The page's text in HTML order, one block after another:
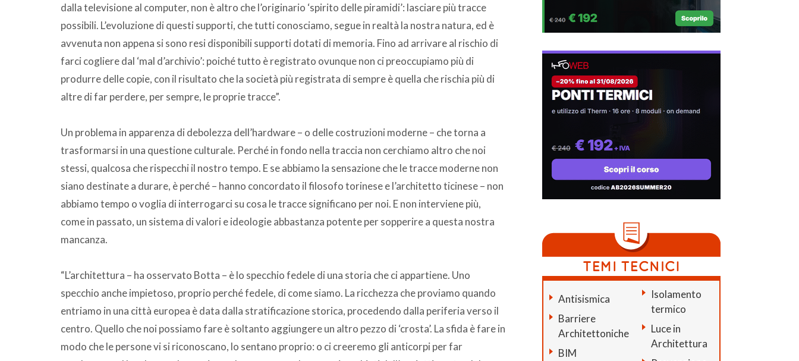
dalla televisione al computer, non è altro che l’originario ‘spirito delle piramidi’: lasciare più tracce
possibili. L’evoluzione di questi supporti, che tutti conosciamo, segue in realtà la nostra natura, ed è
avvenuta non appena si sono resi disponibili supporti dotati di memoria. Fino ad arrivare al rischio di
farci cogliere dal ‘mal d’archivio’: poiché tutto è registrato ovunque non ci preoccupiamo più di
produrre delle copie, con il risultato che la società più registrata di sempre è quella che rischia più di
altre di far perdere, per sempre, le proprie tracce”.
Un problema in apparenza di debolezza dell’hardware – o delle costruzioni moderne – che torna a
trasformarsi in una questione culturale. Perché in fondo nella traccia non cerchiamo altro che noi
stessi, qualcosa che rispecchi il nostro tempo. E se abbiamo la sensazione che le tracce moderne non
siano destinate a durare, è perché – hanno concordato il filosofo torinese e l’architetto ticinese – non
abbiamo tempo o voglia di interrogarci su cosa le tracce significano per noi. E non interviene più,
come in passato, un sistema di valori e ideologie abbastanza potente per sopperire a questa nostra
mancanza.
“L’architettura – ha osservato Botta – è lo specchio fedele di una storia che ci appartiene. Uno
specchio anche impietoso, proprio perché fedele, di come siamo. La ricchezza che proviamo quando
entriamo in una città europea è data dalla stratificazione storica, procedendo dalla periferia verso il
centro. Quello che noi possiamo fare è soltanto aggiungere un altro pezzo di ‘crosta’. La sfida è fare in
modo che le persone vi si riconoscano, lo sentano proprio: o ci creeremo gli anticorpi per far
Antisismica
Barriere
Architettoniche
BIM
Isolamento
termico
Luce in
Architettura